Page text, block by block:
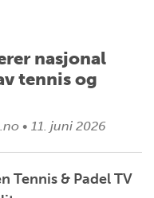
nasjonal
tennis og
• 11. juni 2026
Tennis & Padel TV